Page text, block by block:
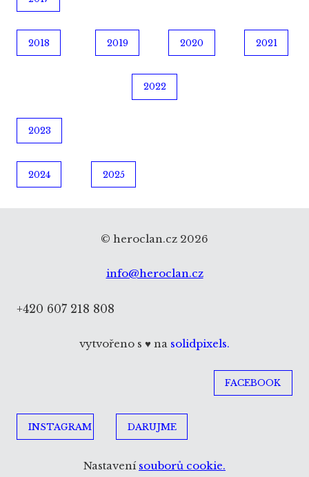
2018 2019 2020 2021
2022
2023
2024 2025
© heroclan.cz 2026
info@heroclan.cz
+420 607 218 808
vytvořeno s ♥ na solidpixels.
FACEBOOK
INSTAGRAM DARUJME
Nastavení souborů cookie.